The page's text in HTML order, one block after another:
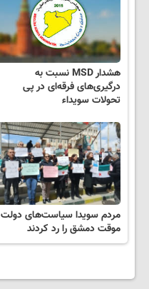
هشدار MSD نسبت به
درگیری‌های فرقه‌ای در پی
تحولات سویداء
مردم سویدا سیاست‌های دولت
موقت دمشق را رد کردند